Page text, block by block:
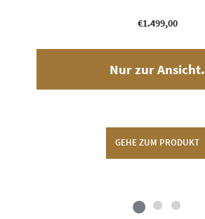
€1.499,00
Nur zur Ansicht.
GEHE ZUM PRODUKT